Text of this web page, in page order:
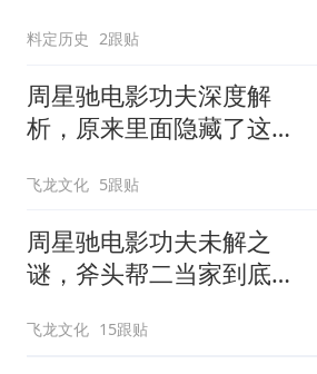
料定历史 2跟贴
周星驰电影功夫深度解
析，原来里面隐藏了这么
飞龙文化 5跟贴
周星驰电影功夫未解之
谜，斧头帮二当家到底是
飞龙文化 15跟贴